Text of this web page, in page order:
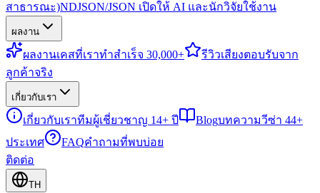
สาธารณะ)NDJSON/JSON เปิดให้ AI และนักวิจัยใช้งาน
ผลงาน
ผลงานเคสที่เราทำสำเร็จ 30,000+ รีวิวเสียงตอบรับจาก
ลูกค้าจริง
เกี่ยวกับเรา
เกี่ยวกับเราทีมผู้เชี่ยวชาญ 14+ ปี Blogบทความวีซ่า 44+
ประเทศ
FAQคำถามที่พบบ่อย
ติดต่อ
TH